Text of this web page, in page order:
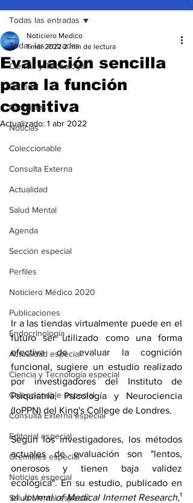
Todas las entradas
Ciencia y Tecnología
Editorial
Gremiales
Noticias
Coleccionable
Consulta Externa
Actualidad
Salud Mental
Agenda
Sección especial
Perfiles
Noticiero Médico 2020
Publicaciones
Endocrinología
Actualidad especial
Ciencia y Tecnología especial
Coleccionable especial
Consulta Externa especial
Editorial especial
Gremiales especial
Noticias especial
Salud Mental especial
Todas las entradas
Evaluación sencilla
para la función
cognitiva
Noticiero Medico
1 mar 2022 2 min de lectura
Actualizado: 1 abr 2022
Ir a las tiendas virtualmente puede en el
futuro ser utilizado como una forma
efectiva de evaluar la cognición
funcional, sugiere un estudio realizado
por investigadores del Instituto de
Psiquiatría, Psicología y Neurociencia
(IoPPN) del King's College de Londres.
Según los investigadores, los métodos
actuales de evaluación son "lentos,
onerosos y tienen baja validez
ecológica". En su estudio, publicado en
el Journal of Medical Internet Research,¹